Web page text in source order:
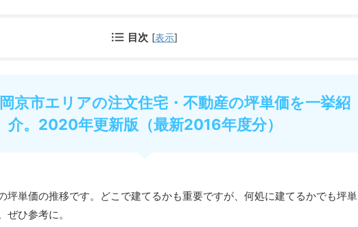
目次 [表示]
京市エリアの注文住宅・不動産の坪単価を一挙紹
介。2020年更新版（最新2016年度分）
坪単価の推移です。どこで建てるかも重要ですが、何処に建てるかでも坪単
ぜひ参考に。